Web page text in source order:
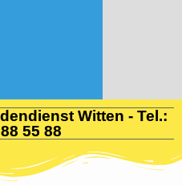
Witten - Tel.:
55 88